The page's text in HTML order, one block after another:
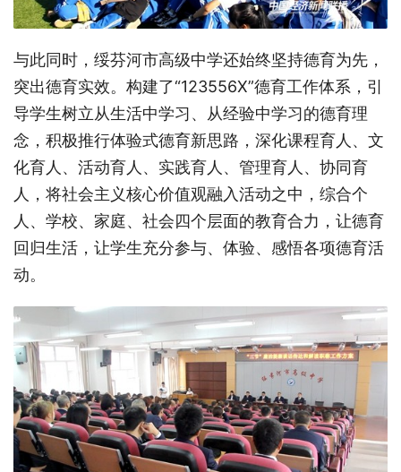
与此同时，绥芬河市高级中学还始终坚持德育为先，
突出德育实效。构建了“123556X”德育工作体系，引
导学生树立从生活中学习、从经验中学习的德育理
念，积极推行体验式德育新思路，深化课程育人、文
化育人、活动育人、实践育人、管理育人、协同育
人，将社会主义核心价值观融入活动之中，综合个
人、学校、家庭、社会四个层面的教育合力，让德育
回归生活，让学生充分参与、体验、感悟各项德育活
动。